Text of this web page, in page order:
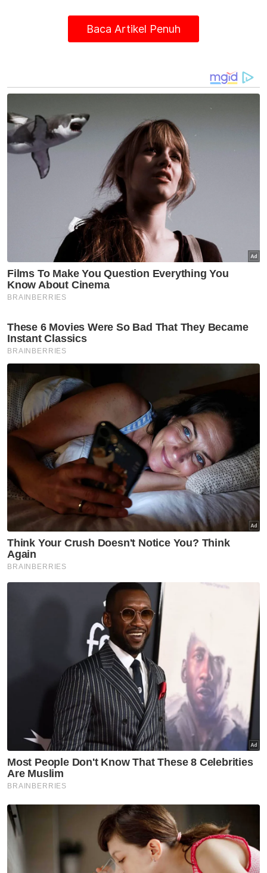
"Terdapat empat aspek yang menimbulkan
Raya yang perlu ditambah baik antaranya
pelantikan Pendakwa Raya," katanya pada
Khamis.
Kenyataan itu ditandatangani oleh Gabungan
Pilihan Raya Bersih dan Adil (Bersih), Pusat
Memerangi Rasuah dan Kronisme (C4
Center), Projek SAMA dan Institut Demokrasi
dan Hal Ehwal Ekonomi (IDEAS).
Selain itu, Pertubuhan Ikram Malaysia
(Ikram), Rasuah Busters dan Maha
Balakrishnan.
Tambah kenyataan itu, aspek lain yang perlu
ditambah baik adalah penamatan Pendakwa
Artikel Berkaitan:
RUU asing peranan AG, Pendakwa Raya: Libat usur
bersama NGO selesai - Azalina
Nurul Nazla ditemui selamat, kembali ke Hospital
Shah Alam temui suami
Kes kematian Harish Aiman: Kertas siasatan dirujuk
Timbalan Pendakwa Raya
"Secara praktikal dan realistik, sebarang
tatacara pelantikan atau penamatan harus
telus, diterbit, disemak dan diluluskan oleh
Parlimen.
"Tempoh seorang Pendakwa Raya perlu
ditetapkan selama tujuh tahun dan umur
bersara wajib pada 66 tahun (sambungan
memperbaharui tempoh tersebut.
"Selain itu, mekanisme
kebertanggungjawaban Pendakwa Raya.
Pendakwa Raya perlu diberikan kebebasan
yang berimbang agar jawatan ini dapat
bertindak secara bebas tanpa campur
tangan atau arahan," ujarnya.
Berita Telus & Tulus menerusi E-Mel setiap
hari!
Baca Artikel Penuh